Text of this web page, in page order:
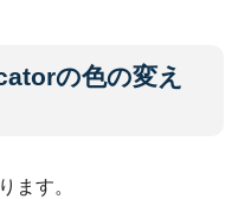
の色の変え
ます。